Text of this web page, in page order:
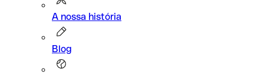
A nossa história
Blog